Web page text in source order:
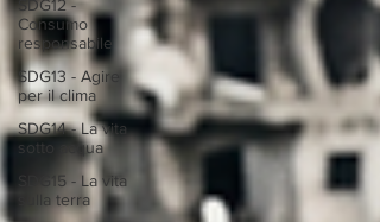
SDG12 -
Consumo
responsabile
SDG13 - Agire
per il clima
SDG14 - La vita
sotto acqua
SDG15 - La vita
sulla terra